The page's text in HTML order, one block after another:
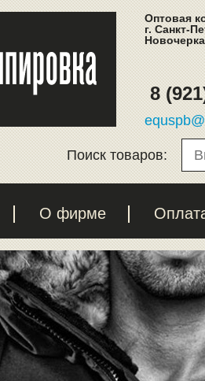
Оптовая
г. Санкт-
8
Поиск товаров:
О фирме